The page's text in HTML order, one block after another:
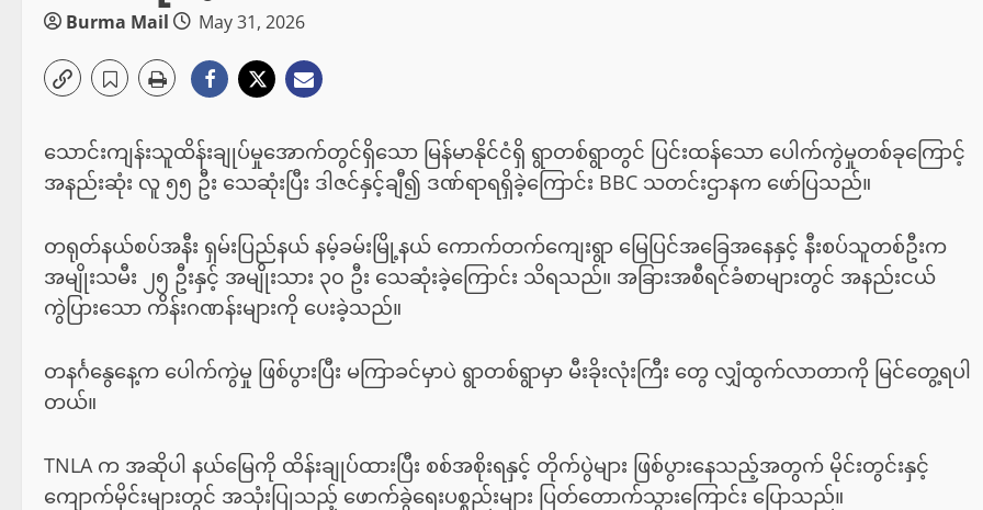
Burma Mail May 31, 2026
သောင်းကျန်းသူထိန်းချုပ်မှုအောက်တွင်ရှိသော မြန်မာနိုင်ငံရှိ ရွာတစ်ရွာတွင် ပြင်းထန်သော ပေါက်ကွဲမှုတစ်ခုကြောင့်
အနည်းဆုံး လူ ၅၅ ဦး သေဆုံးပြီး ဒါဇင်နှင့်ချီ၍ ဒဏ်ရာရရှိခဲ့ကြောင်း BBC သတင်းဌာနက ဖော်ပြသည်။
တရုတ်နယ်စပ်အနီး ရှမ်းပြည်နယ် နမ့်ခမ်းမြို့နယ် ကောက်တက်ကျေးရွာ မြေပြင်အခြေအနေနှင့် နီးစပ်သူတစ်ဦးက
အမျိုးသမီး ၂၅ ဦးနှင့် အမျိုးသား ၃၀ ဦး သေဆုံးခဲ့ကြောင်း သိရသည်။ အခြားအစီရင်ခံစာများတွင် အနည်းငယ်
ကွဲပြားသော ကိန်းဂဏန်းများကို ပေးခဲ့သည်။
တနင်္ဂနွေနေ့က ပေါက်ကွဲမှု ဖြစ်ပွားပြီး မကြာခင်မှာပဲ ရွာတစ်ရွာမှာ မီးခိုးလုံးကြီး တွေ လျှံထွက်လာတာကို မြင်တွေ့ရပါ
တယ်။
TNLA က အဆိုပါ နယ်မြေကို ထိန်းချုပ်ထားပြီး စစ်အစိုးရနှင့် တိုက်ပွဲများ ဖြစ်ပွားနေသည့်အတွက် မိုင်းတွင်းနှင့်
ကျောက်မိုင်းများတွင် အသုံးပြုသည့် ဖောက်ခွဲရေးပစ္စည်းများ ပြတ်တောက်သွားကြောင်း ပြောသည်။